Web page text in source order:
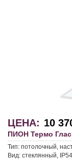
ЦЕНА: 10
ПИОН Термо Глас
Тип: потолочный,
Вид: стеклянный, IP54